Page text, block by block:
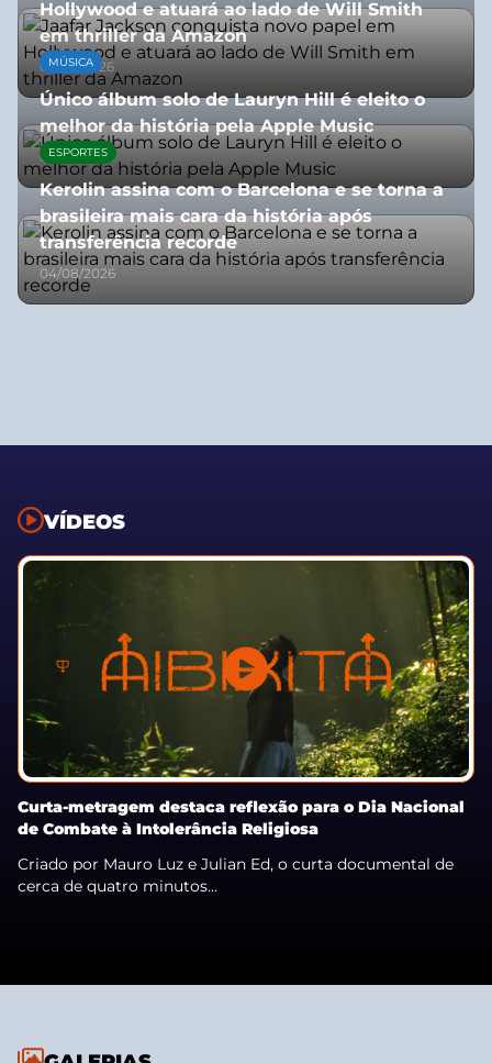
Hollywood e atuará ao lado de Will Smith
em thriller da Amazon
06/08/2026
MÚSICA
Único álbum solo de Lauryn Hill é eleito o
melhor da história pela Apple Music
06/08/2026
ESPORTES
Kerolin assina com o Barcelona e se torna a
brasileira mais cara da história após
transferência recorde
04/08/2026
VÍDEOS
Curta-metragem destaca reflexão para o Dia Nacional
de Combate à Intolerância Religiosa
Criado por Mauro Luz e Julian Ed, o curta documental de
cerca de quatro minutos...